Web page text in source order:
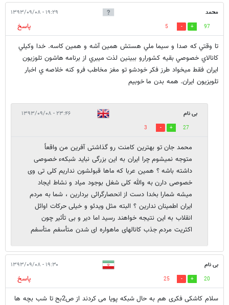
محمد ۱۹:۲۹ - ۱۳۹۳/۰۹/۰۸
97
5
پاسخ
تا وقتي كه صدا و سيما ملي هستش همين آشه و همين كاسه. خدا وكيلي
كانالاي خصوصي بقيه كشورارو ببينين لذت ميبري از برنامه هاشون تلوزيون
ايران فقط ميخواد طرز فكر خودشو تو مغز مخاطب فرو كنه خلاصه ي اخبار
تلويزيون ايران. همه بدن ما خوبيم
بی نام ۲۳:۴۶ - ۱۳۹۳/۰۹/۰۸
27
3
محمد جان تو بهترين كامنت رو گذاشتى آفرين من واقعاً
متوجه نميشوم چرا ايران به اين بزرگى نبايد شبكهء خصوصى
داشته باشه ؟ همين عربا كه ماها قبولشون نداريم كلى تى وى
خصوصى دارن به والله كلى شغل بوجود مياد و نشاط ايجاد
ميشه شمارا بخدا دست از انحصارگرائى بردارين ، شما به مردم
ايران اطمينان ندارين ؟ البته مثل ويدئو و خيلى حركات اوائل
انقلاب به اين نتيجه خواهند رسيد اما دير و بى تأثير چون
اكثريت مردم جذب كانالهاى ماهواره اى شدن متأسفم متأسفم
بی نام ۱۹:۳۰ - ۱۳۹۳/۰۹/۰۸
20
25
پاسخ
سلام کاشکی فکری هم به حال شبکه پویا می کردند از ص2بح تا شب بچه ها